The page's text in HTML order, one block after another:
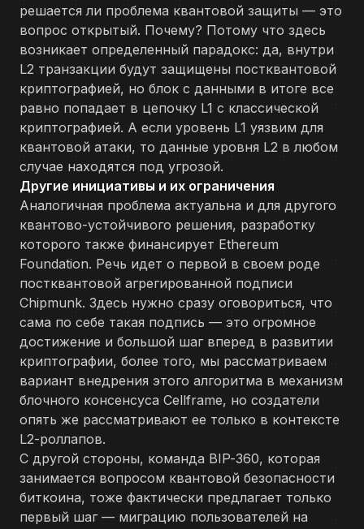
решается ли проблема квантовой защиты — это
вопрос открытый. Почему? Потому что здесь
возникает определенный парадокс: да, внутри
L2 транзакции будут защищены постквантовой
криптографией, но блок с данными в итоге все
равно попадает в цепочку L1 с классической
криптографией. А если уровень L1 уязвим для
квантовой атаки, то данные уровня L2 в любом
случае находятся под угрозой.
Другие инициативы и их ограничения
Аналогичная проблема актуальна и для другого
квантово-устойчивого решения, разработку
которого также финансирует Ethereum
Foundation. Речь идет о первой в своем роде
постквантовой агрегированной подписи
Chipmunk. Здесь нужно сразу оговориться, что
сама по себе такая подпись — это огромное
достижение и большой шаг вперед в развитии
криптографии, более того, мы рассматриваем
вариант внедрения этого алгоритма в механизм
блочного консенсуса Cellframe, но создатели
опять же рассматривают ее только в контексте
L2-роллапов.
С другой стороны, команда BIP-360, которая
занимается вопросом квантовой безопасности
биткоина, тоже фактически предлагает только
первый шаг — миграцию пользователей на